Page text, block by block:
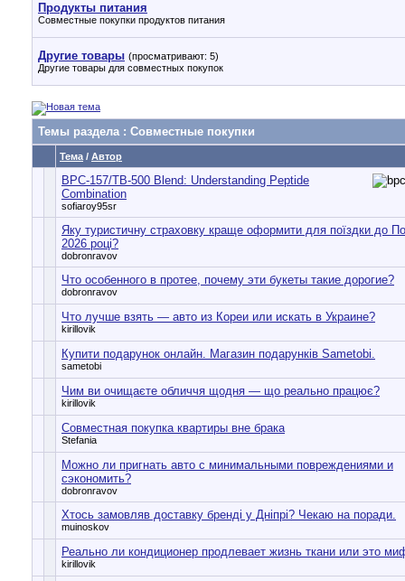
Продукты питания
Совместные покупки продуктов питания
Другие товары (просматривают: 5)
Другие товары для совместных покупок
Темы раздела: Совместные покупки
Тема / Автор
BPC-157/TB-500 Blend: Understanding Peptide
Combination
sofiaroy95sr
Яку туристичну страховку краще оформити для поїздки до
2026 році?
dobronravov
Что особенного в протее, почему эти букеты такие дорогие?
dobronravov
Что лучше взять — авто из Кореи или искать в Украине?
kirillovik
Купити подарунок онлайн. Магазин подарунків Sametobi.
sametobi
Чим ви очищаєте обличчя щодня — що реально працює?
kirillovik
Совместная покупка квартиры вне брака
Stefania
Можно ли пригнать авто с минимальными повреждениями и
сэкономить?
dobronravov
Хтось замовляв доставку бренді у Дніпрі? Чекаю на поради.
muinoskov
Реально ли кондиционер продлевает жизнь ткани или это
kirillovik